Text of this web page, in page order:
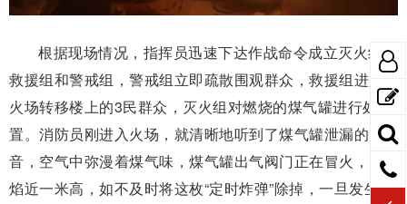
根据现场情况，指挥员迅速下达作战命令成立灭火组、
救援组和警戒组，警戒组立即疏散围观群众，救援组进入
火场转移楼上的3民群众，灭火组对燃烧的煤气罐进行处
置。消防员刚进入火场，就清晰地听到了煤气罐泄漏的声
音，空气中弥漫着煤气味，煤气罐出气阀门正在冒火，火
焰近一米高，如不及时将这枚“定时炸弹”除掉，一旦发生爆